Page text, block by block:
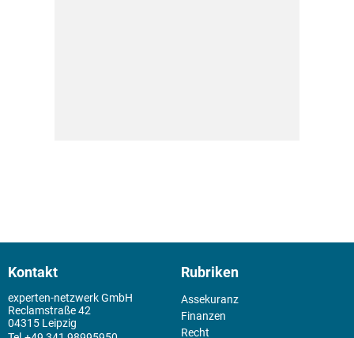
Kontakt
experten-netzwerk GmbH
Reclamstraße 42
04315 Leipzig
Rubriken
Assekuranz
Finanzen
Recht